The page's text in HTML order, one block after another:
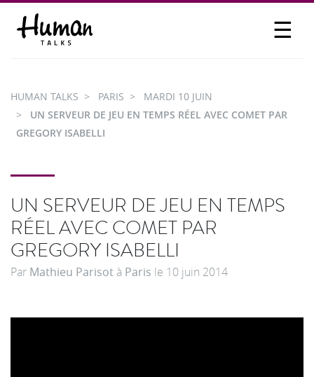
☰
PARTICIPER
HUMAN TALKS PARIS
MARDI 10 JUIN
UN SERVEUR DE JEU EN TEMPS RÉEL AVEC COMET PAR
GREGORY ISABELLI
UN SERVEUR DE JEU EN TEMPS
RÉEL AVEC COMET PAR
GREGORY ISABELLI
Par Mathieu Parisot à Paris le 10 juin 2014